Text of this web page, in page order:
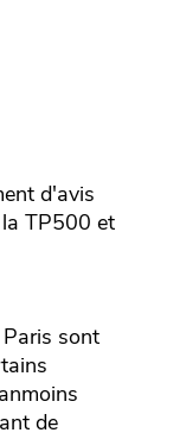
d'avis
TP500 et
sont
de